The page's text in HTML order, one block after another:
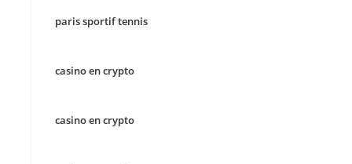
paris sportif tennis
casino en crypto
casino en crypto